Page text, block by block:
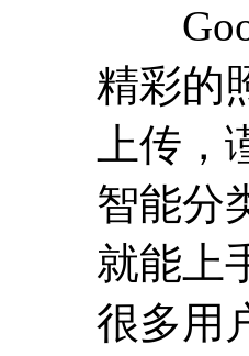
精彩的
上传
智能分
就能上
很多用